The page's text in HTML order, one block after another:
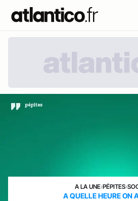
A LA UNE›PÉPITES›
A QUELLE HEURE ON